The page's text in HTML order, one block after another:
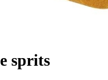
sprits